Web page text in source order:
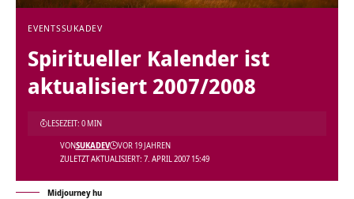
EVENTSSUKADEV
Spiritueller Kalender ist
aktualisiert 2007/2008
ZULETZT AKTUALISIERT: 7. APRIL 2007 15:49
VONSUKADEV VOR 19 JAHREN
LESEZEIT: 0 MIN
Midjourney hu